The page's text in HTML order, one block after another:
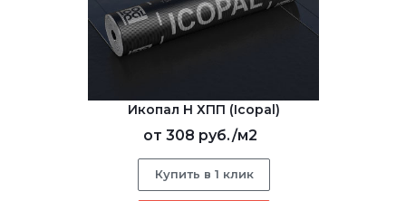
Икопал Н ХПП (Icopal)
от 308 руб./м2
Купить в 1 клик